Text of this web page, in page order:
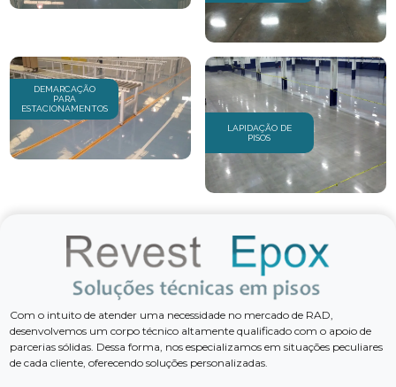
DEMARCAÇÃO
PARA
ESTACIONAMENTOS
LAPIDAÇÃO DE
PISOS
Com o intuito de atender uma necessidade no mercado de RAD,
desenvolvemos um corpo técnico altamente qualificado com o apoio de
parcerias sólidas. Dessa forma, nos especializamos em situações peculiares
de cada cliente, oferecendo soluções personalizadas.